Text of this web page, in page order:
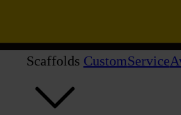
Scaffolds CustomService